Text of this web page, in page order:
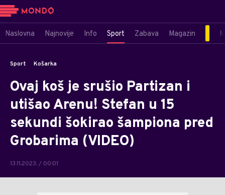
Naslovna Najnovije Info Sport Zabava Magazin
Sport Košarka
Ovaj koš je srušio Partizan i
utišao Arenu! Stefan u 15
sekundi šokirao šampiona pred
Grobarima (VIDEO)
13.11.2023. / 00:01